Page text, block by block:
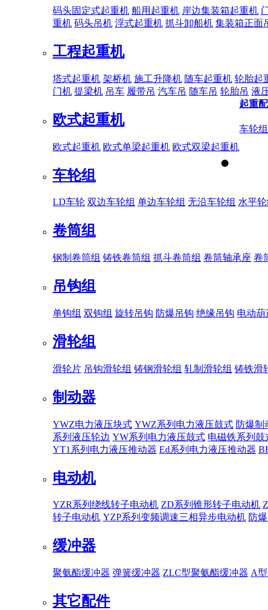
码头固定式起重机 船用起重机 岸边集装箱起重机
重机 码头吊机 浮式起重机 抓斗卸船机 集装箱正面
工程起重机
塔式起重机 架桥机 施工升降机 随车起重机 轮胎起
门机 提梁机 吊车 履带吊 汽车吊 随车吊 轮胎吊 液
欧式起重机
欧式起重机 欧式单梁起重机 欧式双梁起重机
起重
车轮组
车轮组
LD车轮 双边车轮组 单边车轮组 无沿车轮组 水平
卷筒组
钢制卷筒组 铸铁卷筒组 抓斗卷筒组 卷筒轴承座 卷
吊钩组
单钩组 双钩组 旋转吊钩 防爆吊钩 绝缘吊钩 电动
滑轮组
滑轮片 吊钩滑轮组 铸钢滑轮组 轧制滑轮组 铸铁滑
制动器
YWZ电力液压块式 YWZ系列电力液压鼓式 防爆制
系列液压轮边 YW系列电力液压鼓式 电磁铁系列鼓
YT1系列电力液压推动器 Ed系列电力液压推动器
电动机
YZR系列绕线转子电动机 ZD系列锥形转子电动机
转子电动机 YZP系列变频调速三相异步电动机 防
缓冲器
聚氨酯缓冲器 弹簧缓冲器 ZLC型聚氨酯缓冲器 A
其它配件